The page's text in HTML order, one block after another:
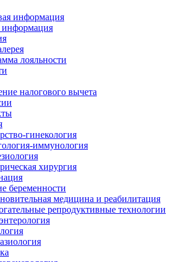
информация
лояльности
налогового вычета
гинекология
иммунология
хирургия
беременности
медицина и реабилитация
репродуктивные технологии